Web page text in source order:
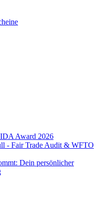
Award 2026
- Fair Trade Audit & WFTO
Dein persönlicher